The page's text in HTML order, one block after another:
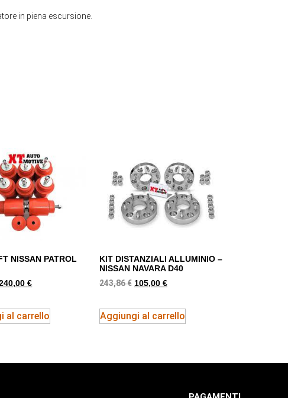
in piena escursione.
NISSAN PATROL
€
al carrello
KIT DISTANZIALI ALLUMINIO –
NISSAN NAVARA D40
243,86€ 105,00 €
Aggiungi al carrello